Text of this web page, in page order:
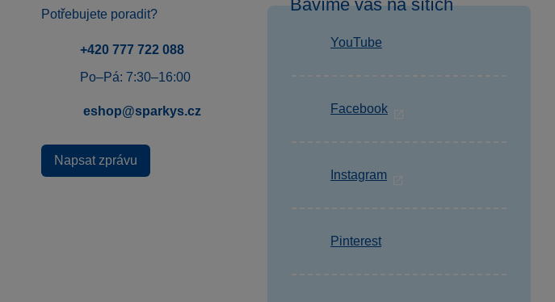
Potřebujete poradit?
+420 777 722 088
Po–Pá: 7:30–16:00
eshop@sparkys.cz
Napsat zprávu
Bavíme vás na sítích
YouTube
Facebook
Instagram
Pinterest